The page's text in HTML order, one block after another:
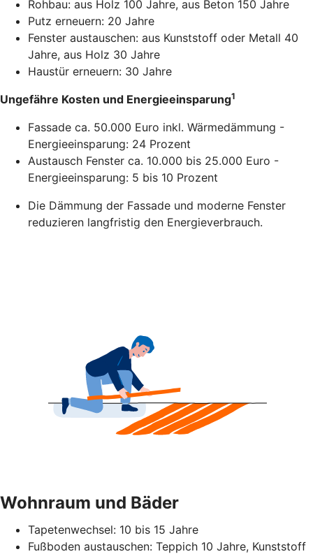
Rohbau: aus Holz 100 Jahre, aus Beton 150 Jahre
Putz erneuern: 20 Jahre
Fenster austauschen: aus Kunststoff oder Metall 40
Jahre, aus Holz 30 Jahre
Haustür erneuern: 30 Jahre
Ungefähre Kosten und Energieeinsparung1
Fassade ca. 50.000 Euro inkl. Wärmedämmung -
Energieeinsparung: 24 Prozent
Austausch Fenster ca. 10.000 bis 25.000 Euro -
Energieeinsparung: 5 bis 10 Prozent
Die Dämmung der Fassade und moderne Fenster
reduzieren langfristig den Energieverbrauch.
Wohnraum und Bäder
Tapetenwechsel: 10 bis 15 Jahre
Fußboden austauschen: Teppich 10 Jahre, Kunststoff